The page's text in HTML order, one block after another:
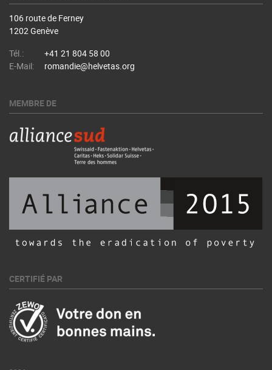
106 route de Ferney
1202 Genève
Tél.:
+41 21 804 58 00
E-Mail:
romandie@helvetas.org
MEMBRE DE
CERTIFIÉ PAR